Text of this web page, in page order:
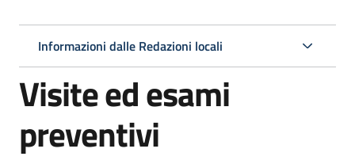
Argomenti
Servizi
Centri
per
Informazioni dalle Redazioni locali
Visite ed esami
preventivi